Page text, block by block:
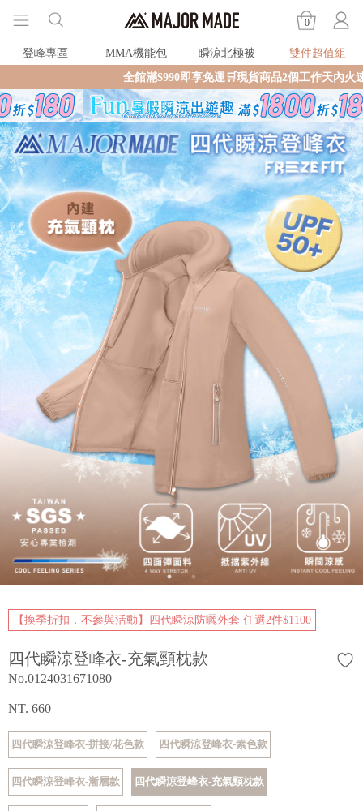
0
登峰專區 MMA機能包 瞬涼北極被
雙件超值組
全館滿$990即享免運🛒現貨商品2個工作天內火速寄出🚚滿額再送
【換季折扣．不參與活動】四代瞬涼防曬外套 任選2件$1100
四代瞬涼登峰衣-充氣頸枕款
No.0124031671080
NT. 660
四代瞬涼登峰衣-拼接/花色款 四代瞬涼登峰衣-素色款
四代瞬涼登峰衣-漸層款 四代瞬涼登峰衣-充氣頸枕款